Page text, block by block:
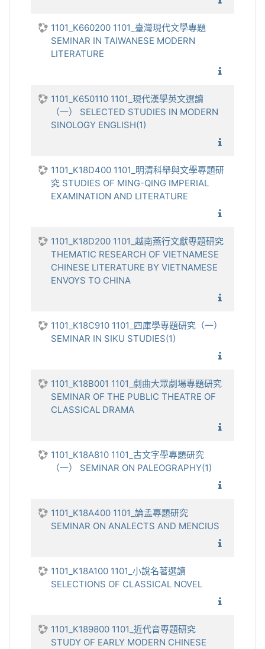
1101_K660200 1101_臺灣現代文學專題
SEMINAR IN TAIWANESE MODERN
LITERATURE
1101_K650110 1101_現代漢學英文選讀
（一） SELECTED STUDIES IN MODERN
SINOLOGY ENGLISH(1)
1101_K18D400 1101_明清科舉與文學專題研
究 STUDIES OF MING-QING IMPERIAL
EXAMINATION AND LITERATURE
1101_K18D200 1101_越南燕行文獻專題研究
THEMATIC RESEARCH OF VIETNAMESE
CHINESE LITERATURE BY VIETNAMESE
ENVOYS TO CHINA
1101_K18C910 1101_四庫學專題研究（一）
SEMINAR IN SIKU STUDIES(1)
1101_K18B001 1101_劇曲大眾劇場專題研究
SEMINAR OF THE PUBLIC THEATRE OF
CLASSICAL DRAMA
1101_K18A810 1101_古文字學專題研究
（一） SEMINAR ON PALEOGRAPHY(1)
1101_K18A400 1101_論孟專題研究
SEMINAR ON ANALECTS AND MENCIUS
1101_K18A100 1101_小說名著選讀
SELECTIONS OF CLASSICAL NOVEL
1101_K189800 1101_近代音專題研究
STUDY OF EARLY MODERN CHINESE